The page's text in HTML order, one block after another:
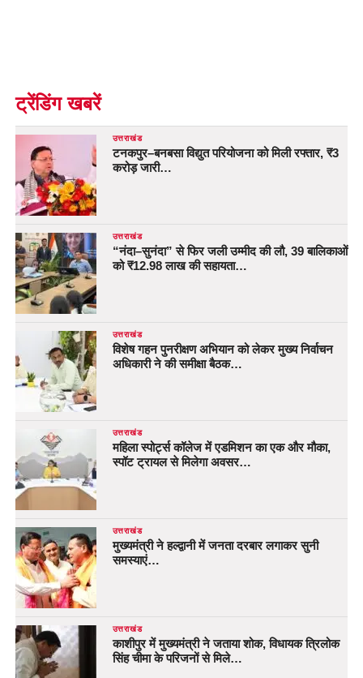
ट्रेंडिंग खबरें
उत्तराखंड
टनकपुर–बनबसा विद्युत परियोजना को मिली रफ्तार, ₹3
करोड़ जारी…
उत्तराखंड
“नंदा–सुनंदा” से फिर जली उम्मीद की लौ, 39 बालिकाओं
को ₹12.98 लाख की सहायता…
उत्तराखंड
विशेष गहन पुनरीक्षण अभियान को लेकर मुख्य निर्वाचन
अधिकारी ने की समीक्षा बैठक…
उत्तराखंड
महिला स्पोर्ट्स कॉलेज में एडमिशन का एक और मौका,
स्पॉट ट्रायल से मिलेगा अवसर…
उत्तराखंड
मुख्यमंत्री ने हल्द्वानी में जनता दरबार लगाकर सुनी
समस्याएं…
उत्तराखंड
काशीपुर में मुख्यमंत्री ने जताया शोक, विधायक त्रिलोक
सिंह चीमा के परिजनों से मिले…